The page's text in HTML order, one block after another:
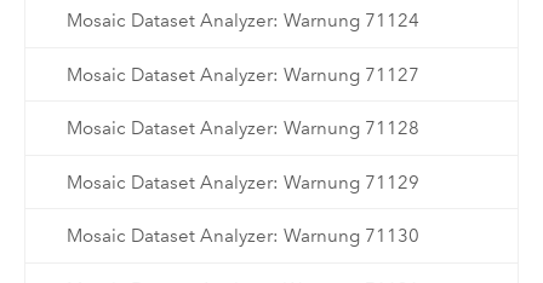
Mosaic Dataset Analyzer: Warnung 71124
Mosaic Dataset Analyzer: Warnung 71127
Mosaic Dataset Analyzer: Warnung 71128
Mosaic Dataset Analyzer: Warnung 71129
Mosaic Dataset Analyzer: Warnung 71130